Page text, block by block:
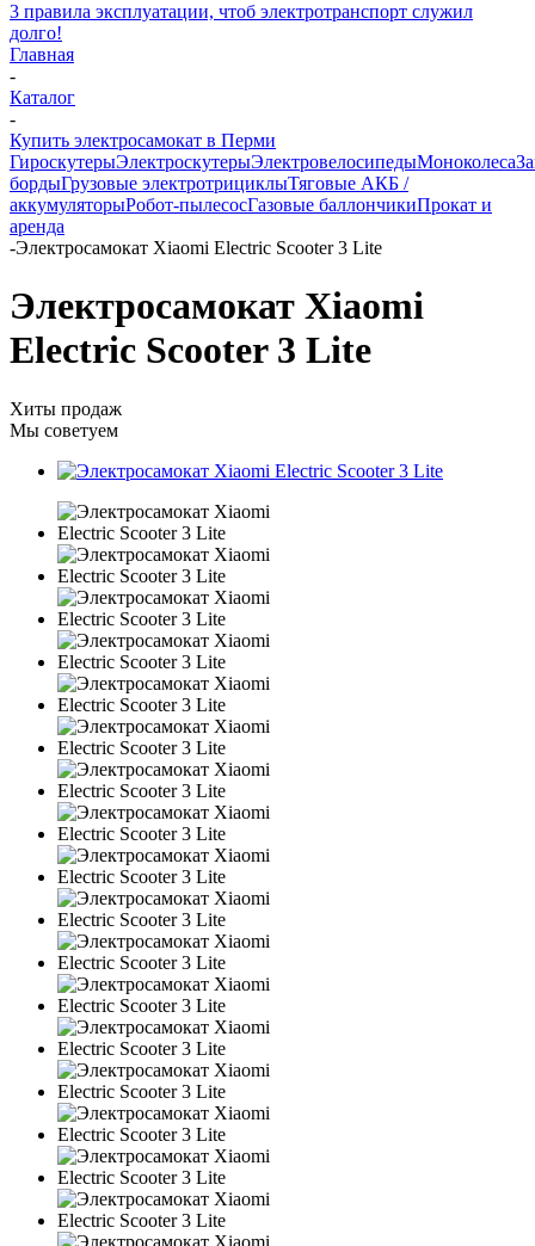
3 правила эксплуатации, чтоб электротранспорт служил
долго!
Главная
-
Каталог
-
Купить электросамокат в Перми
ГироскутерыЭлектроскутерыЭлектровелосипедыМоноколеса
бордыГрузовые электротрициклыТяговые АКБ /
аккумуляторыРобот-пылесосГазовые баллончикиПрокат и
аренда
-Электросамокат Xiaomi Electric Scooter 3 Lite
Электросамокат Xiaomi
Electric Scooter 3 Lite
Хиты продаж
Мы советуем